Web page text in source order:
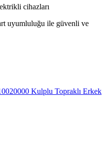
cihazları
uyumluluğu ile güvenli ve
Kulplu Topraklı Erkek